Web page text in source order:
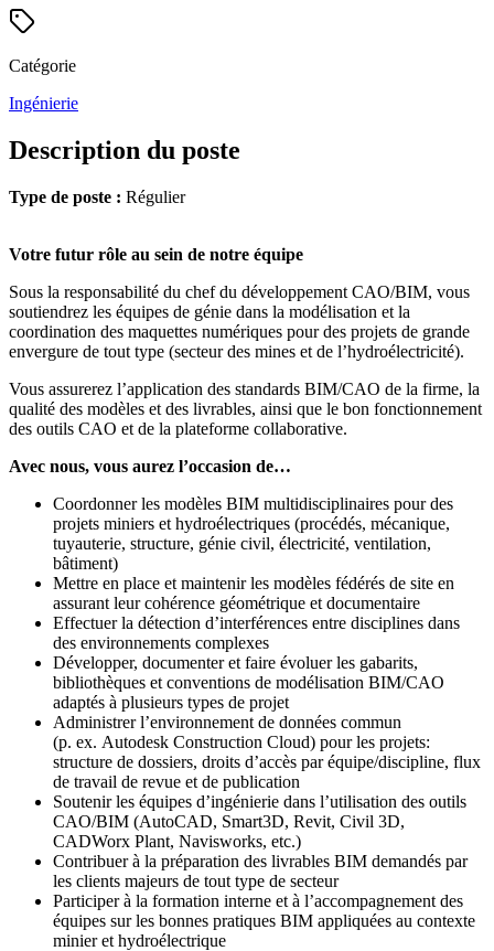
Catégorie
Ingénierie
Description du poste
Type de poste : Régulier
Votre futur rôle au sein de notre équipe
Sous la responsabilité du chef du développement CAO/BIM, vous
soutiendrez les équipes de génie dans la modélisation et la
coordination des maquettes numériques pour des projets de grande
envergure de tout type (secteur des mines et de l’hydroélectricité).
Vous assurerez l’application des standards BIM/CAO de la firme, la
qualité des modèles et des livrables, ainsi que le bon fonctionnement
des outils CAO et de la plateforme collaborative.
Avec nous, vous aurez l’occasion de…
Coordonner les modèles BIM multidisciplinaires pour des
projets miniers et hydroélectriques (procédés, mécanique,
tuyauterie, structure, génie civil, électricité, ventilation,
bâtiment)
Mettre en place et maintenir les modèles fédérés de site en
assurant leur cohérence géométrique et documentaire
Effectuer la détection d’interférences entre disciplines dans
des environnements complexes
Développer, documenter et faire évoluer les gabarits,
bibliothèques et conventions de modélisation BIM/CAO
adaptés à plusieurs types de projet
Administrer l’environnement de données commun
(p. ex. Autodesk Construction Cloud) pour les projets:
structure de dossiers, droits d’accès par équipe/discipline, flux
de travail de revue et de publication
Soutenir les équipes d’ingénierie dans l’utilisation des outils
CAO/BIM (AutoCAD, Smart3D, Revit, Civil 3D,
CADWorx Plant, Navisworks, etc.)
Contribuer à la préparation des livrables BIM demandés par
les clients majeurs de tout type de secteur
Participer à la formation interne et à l’accompagnement des
équipes sur les bonnes pratiques BIM appliquées au contexte
minier et hydroélectrique